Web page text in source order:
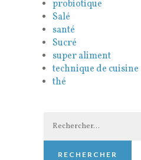
probiotique
Salé
santé
Sucré
super aliment
technique de cuisine
thé